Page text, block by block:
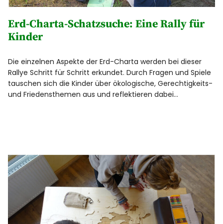
Erd-Charta-Schatzsuche: Eine Rally für
Kinder
Die einzelnen Aspekte der Erd-Charta werden bei dieser
Rallye Schritt für Schritt erkundet. Durch Fragen und Spiele
tauschen sich die Kinder über ökologische, Gerechtigkeits-
und Friedensthemen aus und reflektieren dabei…